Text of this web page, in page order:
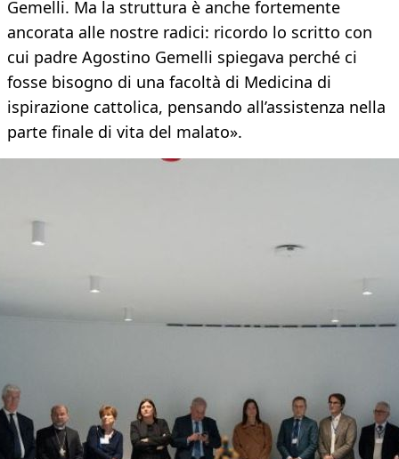
Gemelli. Ma la struttura è anche fortemente
ancorata alle nostre radici: ricordo lo scritto con
cui padre Agostino Gemelli spiegava perché ci
fosse bisogno di una facoltà di Medicina di
ispirazione cattolica, pensando all’assistenza nella
parte finale di vita del malato».